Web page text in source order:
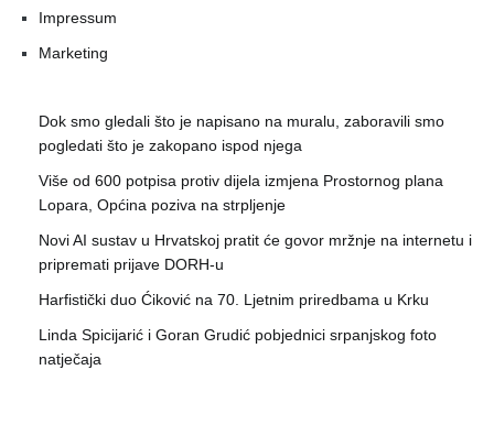
Impressum
Marketing
Dok smo gledali što je napisano na muralu, zaboravili smo
pogledati što je zakopano ispod njega
Više od 600 potpisa protiv dijela izmjena Prostornog plana
Lopara, Općina poziva na strpljenje
Novi AI sustav u Hrvatskoj pratit će govor mržnje na internetu i
pripremati prijave DORH-u
Harfistički duo Ćiković na 70. Ljetnim priredbama u Krku
Linda Spicijarić i Goran Grudić pobjednici srpanjskog foto
natječaja